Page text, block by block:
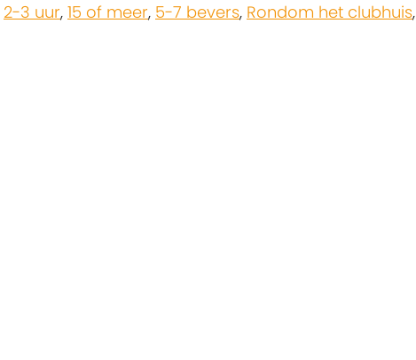
2-3 uur, 15 of meer, 5-7 bevers, Rondom het clubhuis,